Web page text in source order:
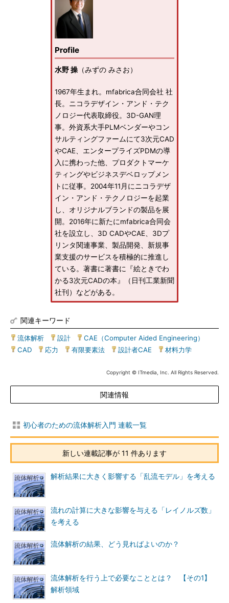
Profile
水野 操 （みずの みさお）
1967年生まれ。mfabrica合同会社 社
長。ニコラデザイン・アンド・テク
ノロジー代表取締役。3D-GAN理
事。外資系大手PLMベンダーやコン
サルティングファームにて3次元CAD
やCAE、エンタープライズPDMの導
入に携わった他、プロダクトマーケ
ティングやビジネスデベロップメン
トに従事。2004年11月にニコラデザ
イン・アンド・テクノロジーを起業
し、オリジナルブランドの製品を展
開。2016年に新たにmfabrica合同会
社を設立し、3D CADやCAE、3Dプ
リンタ関連事業、製品開発、新規事
業支援のサービスを積極的に推進し
ている。著書に著書に『絵ときでわ
かる3次元CADの本』（日刊工業新聞
社刊）などがある。
関連キーワード
流体解析 設計 CAE（Computer Aided Engineering）
CAD
応力 有限要素法 設計者CAE 材料力学
Copyright © ITmedia, Inc. All Rights Reserved.
関連情報
初心者のための流体解析入門 連載一覧
新しい連載記事が 11 件あります
解析結果に大きく影響する「乱流モデル」を考える
流れの計算に大きな影響を与える「レイノルズ数」
を考える
流体解析の結果、どう見ればよいのか？
流体解析を行う上で必要なこととは？ 【その1】
解析領域